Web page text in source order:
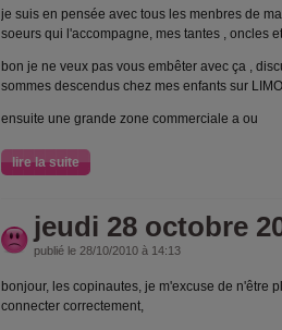
je suis en pensée avec tous les menbres de
soeurs qui l'accompagne, mes tantes , oncles
bon je ne veux pas vous embêter avec ça ,
sommes descendus chez mes enfants sur
ensuite une grande zone commerciale a ou
lire la suite
jeudi 28 octobre
publié le 28/10/2010 à 14:13
bonjour, les copinautes, je m'excuse de n'être
connecter correctement,